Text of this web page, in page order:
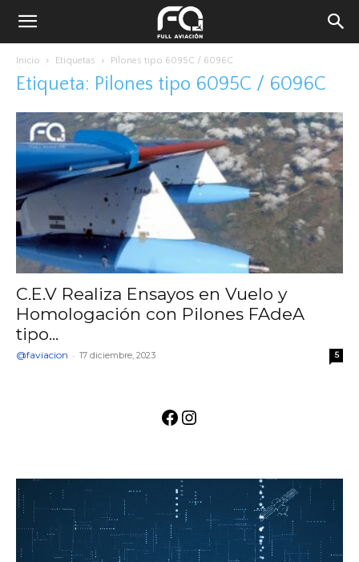
Inicio Etiquetas Pilones tipo 6095C / 6096C
Etiqueta: Pilones tipo 6095C / 6096C
C.E.V Realiza Ensayos en Vuelo y
Homologación con Pilones FAdeA
tipo...
@faviacion - 17 diciembre, 2023 5
Facebook
Instagram